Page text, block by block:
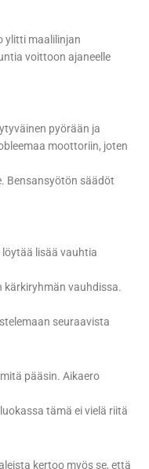
ylitti maalilinjan
voittoon ajaneelle
pyörään ja
moottoriin, joten
Bensansyötön säädöt
lisää vauhtia
kärkiryhmän vauhdissa.
seuraavista
pääsin. Aikaero
tämä ei vielä riitä
kertoo myös se, että